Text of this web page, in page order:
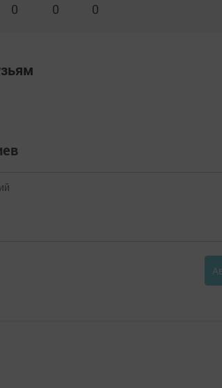
0 0 0